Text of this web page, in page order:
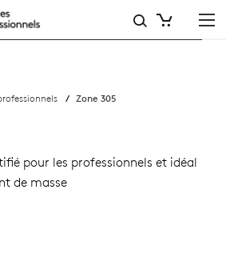
Zone 305
pour les professionnels et idéal
de masse